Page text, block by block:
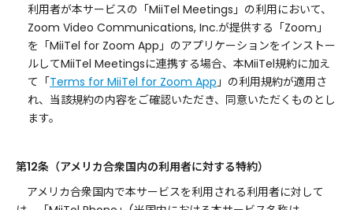
利用者が本サービスの「MiiTel Meetings」の利用において、
Zoom Video Communications, Inc.が提供する「Zoom」
を「MiiTel for Zoom App」のアプリケーションをインストー
ルしてMiiTel Meetingsに連携する場合、本MiiTel規約に加え
て「Terms for MiiTel for Zoom App」の利用規約が適用さ
れ、当該規約の内容をご確認いただき、同意いただくものとし
ます。
第12条（アメリカ合衆国内の利用者に対する特約）
アメリカ合衆国内で本サービスを利用される利用者に対して